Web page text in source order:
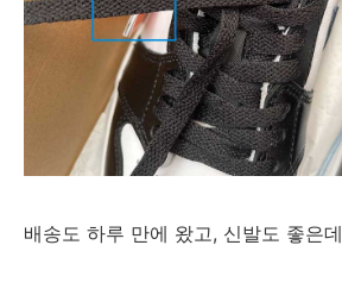
배송도 하루 만에 왔고, 신발도 좋은데